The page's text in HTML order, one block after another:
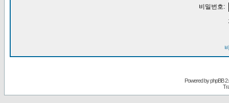
비밀번호:
Powered byphpBB